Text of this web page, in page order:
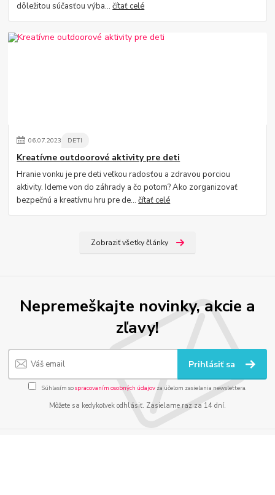
dôležitou súčasťou výba...čítať celé
06.07.2023 DETI
Kreatívne outdoorové aktivity pre deti
Hranie vonku je pre deti veľkou radosťou a zdravou porciou
aktivity. Ideme von do záhrady a čo potom? Ako zorganizovať
bezpečnú a kreatívnu hru pre de...čítať celé
Zobraziť všetky články
Nepremeškajte novinky, akcie a
zľavy!
Prihlásiť sa
Súhlasím sospracovaním osobných údajov za účelom zasielania newslettera.
Môžete sa kedykoľvek odhlásiť. Zasielame raz za 14 dní.